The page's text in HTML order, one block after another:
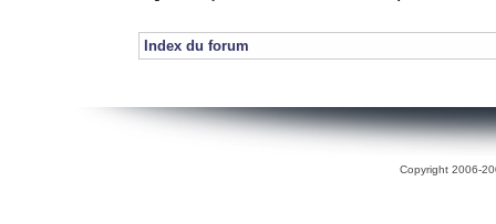
Index du forum
Copyright 2006-